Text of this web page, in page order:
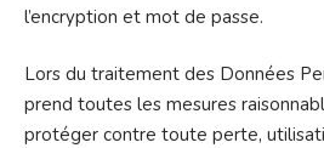
l’encryption et mot de passe.
Lors du traitement des Données
prend toutes les mesures
protéger contre toute perte,